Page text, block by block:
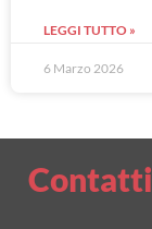
LEGGI TUTTO »
6 Marzo 2026
Contatti